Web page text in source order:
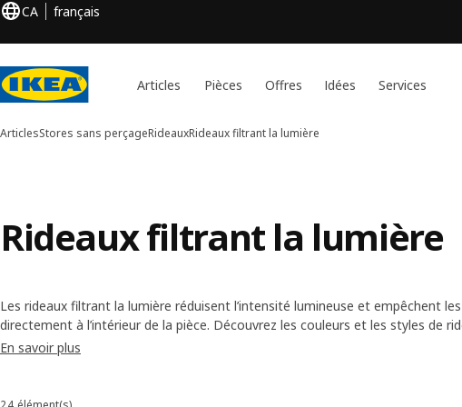
CA français
Articles Pièces Offres Idées Services
ArticlesStores sans perçageRideauxRideaux filtrant la lumière
Rideaux filtrant la lumière
Les rideaux filtrant la lumière réduisent l’intensité lumineuse et empêchent
directement à l’intérieur de la pièce. Découvrez les couleurs et les styles de
que nous offrons et trouvez ceux qui conviennent le mieux à votre maison.
En savoir plus